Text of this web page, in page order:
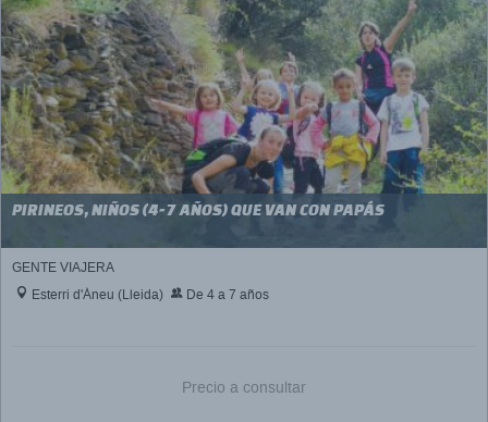
PIRINEOS, NIÑOS (4-7 AÑOS) QUE VAN CON PAPÁS
GENTE VIAJERA
Esterri d'Àneu (Lleida)
De 4 a 7 años
Precio a consultar